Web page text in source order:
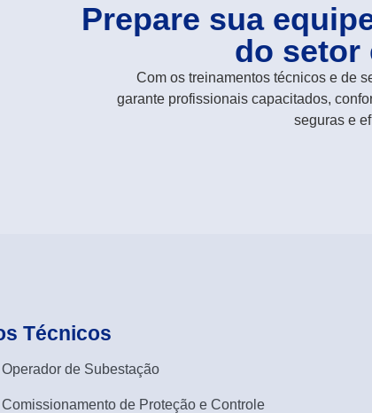
Prepare sua
do setor
Com os treinamentos técnicos e de
garante profissionais capacitados,
seguras e
Técnicos
de Subestação
de Proteção e Controle